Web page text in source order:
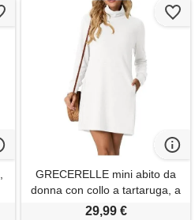
GRECERELLE mini abito da
donna con collo a tartaruga, a
maniche lunghe, collo finto,
29,99 €